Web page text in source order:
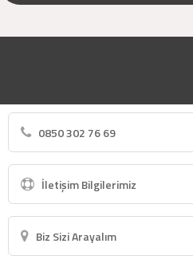
0850 302 76 69
İletişim Bilgilerimiz
Biz Sizi Arayalım